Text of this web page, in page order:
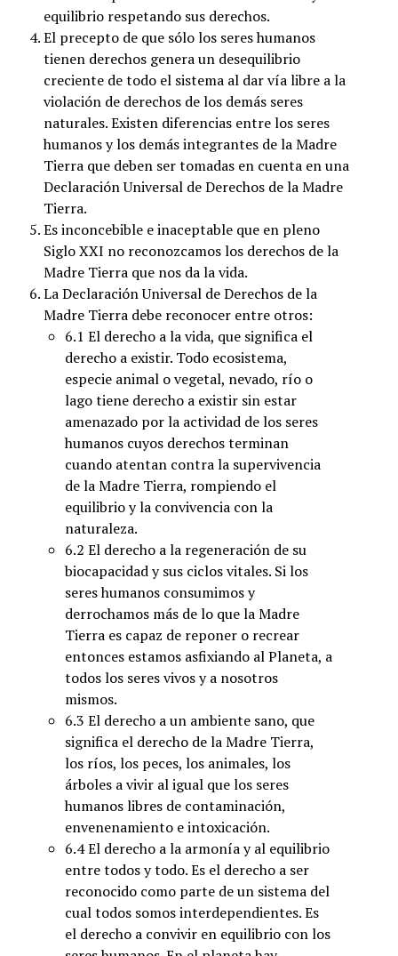
equilibrio respetando sus derechos.
El precepto de que sólo los seres humanos
tienen derechos genera un desequilibrio
creciente de todo el sistema al dar vía libre a la
violación de derechos de los demás seres
naturales. Existen diferencias entre los seres
humanos y los demás integrantes de la Madre
Tierra que deben ser tomadas en cuenta en una
Declaración Universal de Derechos de la Madre
Tierra.
Es inconcebible e inaceptable que en pleno
Siglo XXI no reconozcamos los derechos de la
Madre Tierra que nos da la vida.
La Declaración Universal de Derechos de la
Madre Tierra debe reconocer entre otros:
6.1 El derecho a la vida, que significa el
derecho a existir. Todo ecosistema,
especie animal o vegetal, nevado, río o
lago tiene derecho a existir sin estar
amenazado por la actividad de los seres
humanos cuyos derechos terminan
cuando atentan contra la supervivencia
de la Madre Tierra, rompiendo el
equilibrio y la convivencia con la
naturaleza.
6.2 El derecho a la regeneración de su
biocapacidad y sus ciclos vitales. Si los
seres humanos consumimos y
derrochamos más de lo que la Madre
Tierra es capaz de reponer o recrear
entonces estamos asfixiando al Planeta, a
todos los seres vivos y a nosotros
mismos.
6.3 El derecho a un ambiente sano, que
significa el derecho de la Madre Tierra,
los ríos, los peces, los animales, los
árboles a vivir al igual que los seres
humanos libres de contaminación,
envenenamiento e intoxicación.
6.4 El derecho a la armonía y al equilibrio
entre todos y todo. Es el derecho a ser
reconocido como parte de un sistema del
cual todos somos interdependientes. Es
el derecho a convivir en equilibrio con los